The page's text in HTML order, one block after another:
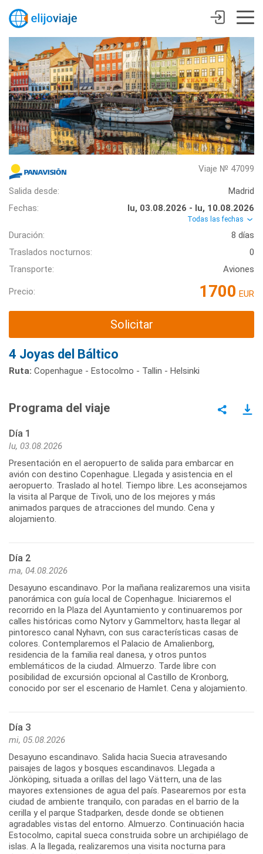
Viaje № 47099
Salida desde:
Madrid
Fechas:
lu, 03.08.2026 - lu, 10.08.2026
Todas las fechas
Duración:
8 días
Traslados nocturnos:
0
Transporte:
Aviones
Precio: 1700 EUR
Solicitar
4 Joyas del Báltico
Ruta: Copenhague - Estocolmo - Tallin - Helsinki
Programa del viaje
Día 1
lu, 03.08.2026
Presentación en el aeropuerto de salida para embarcar en
avión con destino Copenhague. Llegada y asistencia en el
aeropuerto. Traslado al hotel. Tiempo libre. Les aconsejamos
la visita al Parque de Tivoli, uno de los mejores y más
animados parques de atracciones del mundo. Cena y
alojamiento.
Día 2
ma, 04.08.2026
Desayuno escandinavo. Por la mañana realizaremos una visita
panorámica con guía local de Copenhague. Iniciaremos el
recorrido en la Plaza del Ayuntamiento y continuaremos por
calles históricas como Nytorv y Gammeltorv, hasta llegar al
pintoresco canal Nyhavn, con sus características casas de
colores. Contemplaremos el Palacio de Amalienborg,
residencia de la familia real danesa, y otros puntos
emblemáticos de la ciudad. Almuerzo. Tarde libre con
posibilidad de excursión opcional al Castillo de Kronborg,
conocido por ser el escenario de Hamlet. Cena y alojamiento.
Día 3
mi, 05.08.2026
Desayuno escandinavo. Salida hacia Suecia atravesando
paisajes de lagos y bosques escandinavos. Llegada a
Jönköping, situada a orillas del lago Vättern, una de las
mayores extensiones de agua del país. Pasearemos por esta
ciudad de ambiente tranquilo, con paradas en el barrio de la
cerilla y el parque Stadparken, desde donde se obtienen
agradables vistas del entorno. Almuerzo. Continuación hacia
Estocolmo, capital sueca construida sobre un archipiélago de
islas. A la llegada, realizaremos una visita nocturna para